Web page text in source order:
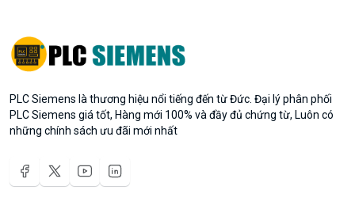
PLC Siemens là thương hiệu nổi tiếng đến từ Đức. Đại lý phân phối
PLC Siemens giá tốt, Hàng mới 100% và đầy đủ chứng từ, Luôn có
những chính sách ưu đãi mới nhất